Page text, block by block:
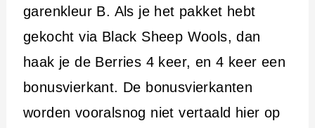
garenkleur B. Als je het pakket hebt
gekocht via Black Sheep Wools, dan
haak je de Berries 4 keer, en 4 keer een
bonusvierkant. De bonusvierkanten
worden vooralsnog niet vertaald hier op